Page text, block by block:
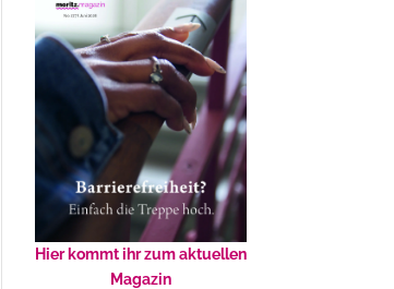
Hier kommt ihr zum aktuellen
Magazin